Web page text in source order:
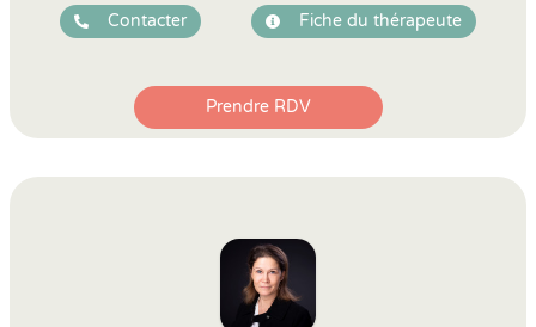
Contacter Fiche du thérapeute
Prendre RDV